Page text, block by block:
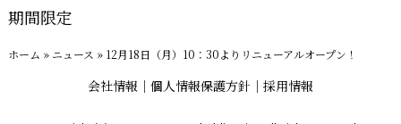
期間限定
ホーム » ニュース » 12月18日（月）10：30よりリニューアルオープン！
会社情報 個人情報保護方針 採用情報